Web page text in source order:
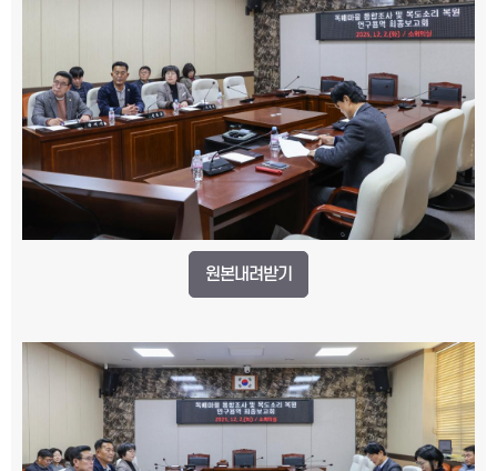
원본내려받기